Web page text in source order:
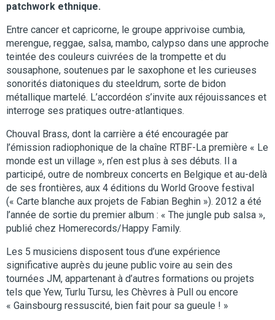
patchwork ethnique.
Entre cancer et capricorne, le groupe apprivoise cumbia,
merengue, reggae, salsa, mambo, calypso dans une approche
teintée des couleurs cuivrées de la trompette et du
sousaphone, soutenues par le saxophone et les curieuses
sonorités diatoniques du steeldrum, sorte de bidon
métallique martelé. L’accordéon s’invite aux réjouissances et
interroge ses pratiques outre-atlantiques.
Chouval Brass, dont la carrière a été encouragée par
l’émission radiophonique de la chaîne RTBF-La première « Le
monde est un village », n’en est plus à ses débuts. Il a
participé, outre de nombreux concerts en Belgique et au-delà
de ses frontières, aux 4 éditions du World Groove festival
(« Carte blanche aux projets de Fabian Beghin »). 2012 a été
l’année de sortie du premier album : « The jungle pub salsa »,
publié chez Homerecords/Happy Family.
Les 5 musiciens disposent tous d’une expérience
significative auprès du jeune public voire au sein des
tournées JM, appartenant à d’autres formations ou projets
tels que Yew, Turlu Tursu, les Chèvres à Pull ou encore
« Gainsbourg ressuscité, bien fait pour sa gueule ! »